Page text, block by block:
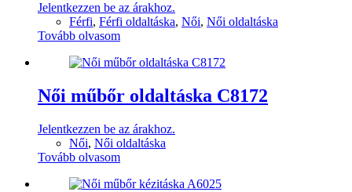
Jelentkezzen be az árakhoz.
Férfi, Férfi oldaltáska, Női, Női oldaltáska
Tovább olvasom
Női műbőr oldaltáska C8172
Jelentkezzen be az árakhoz.
Női, Női oldaltáska
Tovább olvasom